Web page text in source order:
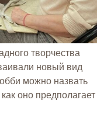
творчества
новый вид
можно назвать
оно предполагает